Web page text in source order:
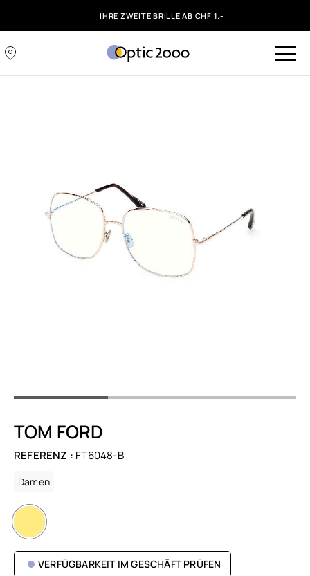
IHRE ZWEITE BRILLE AB CHF 1.-
TOM FORD
REFERENZ : FT6048-B
Damen
VERFÜGBARKEIT IM GESCHÄFT PRÜFEN